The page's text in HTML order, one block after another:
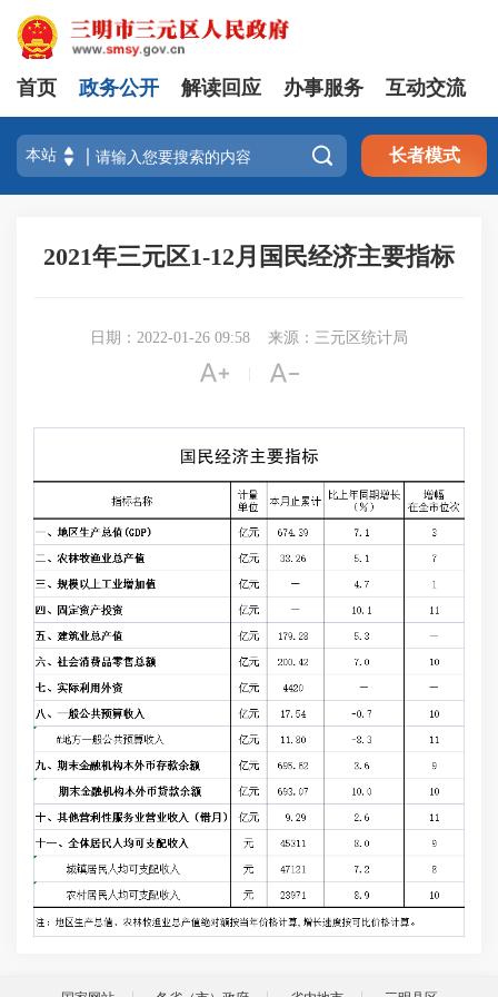
首页 政务公开 解读回应 办事服务 互动交流
 长者模式
2021年三元区1-12月国民经济主要指标
日期：2022-01-26 09:58 来源：三元区统计局
 